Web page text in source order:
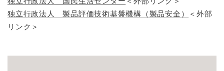
独立行政法人 製品評価技術基盤機構（製品安全）
＜外部
リンク＞